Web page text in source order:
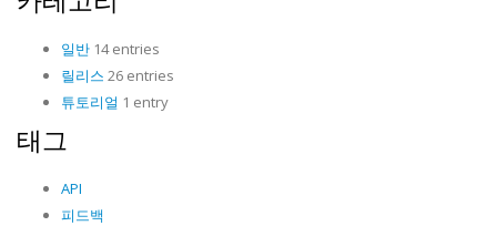
일반 14 entries
릴리스 26 entries
튜토리얼 1 entry
태그
API
피드백